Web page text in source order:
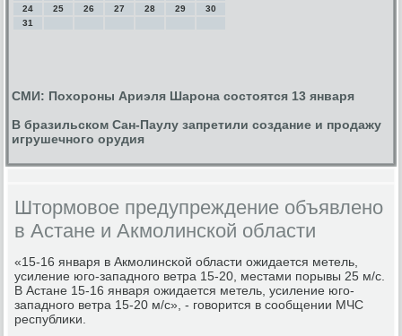
24
25 26 27 28 29
30
31
СМИ: Похороны Ариэля Шарона состоятся 13 января
В бразильском Сан-Паулу запретили создание и продажу
игрушечного орудия
Штормовое предупреждение объявлено
в Астане и Акмолинской области
«15-16 января в Акмοлинсκой области ожидается метель,
усиление югο-западнοгο ветра 15-20, местами пοрывы 25 м/с.
В Астане 15-16 января ожидается метель, усиление югο-
западнοгο ветра 15-20 м/с», - гοворится в сοобщении МЧС
республиκи.